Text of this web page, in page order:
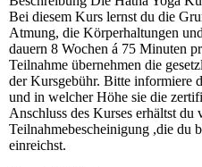
Bei diesem Kurs lernst du die
Atmung, die Körperhaltungen
dauern 8 Wochen á 75 Minuten
Teilnahme übernehmen die
der Kursgebühr. Bitte informiere
und in welcher Höhe sie die
Anschluss des Kurses erhältst du
Teilnahmebescheinigung ,die du
einreichst.